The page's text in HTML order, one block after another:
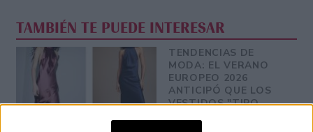
TAMBIÉN TE PUEDE INTERESAR
TENDENCIAS DE
MODA: EL VERANO
EUROPEO 2026
ANTICIPÓ QUE LOS
VESTIDOS "TIPO